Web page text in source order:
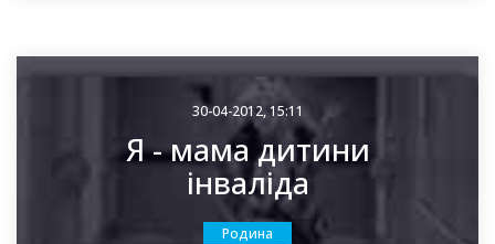
30-04-2012, 15:11
Я - мама дитини
інваліда
Родина